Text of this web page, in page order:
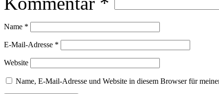
Name *
E-Mail-Adresse *
Website
Name, E-Mail-Adresse und Website in diesem Browser für